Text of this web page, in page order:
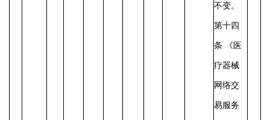
不变。
第十四
条 《医
疗器械
网络交
易服务